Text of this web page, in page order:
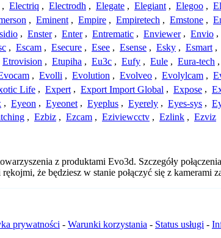
, Electriq , Electrodh , Elegate , Elegiant , Elegoo ,
, Eminent , Empire , Empiretech , Emstone ,
, Enster , Enter , Entrematic , Enviewer , Envio ,
, Escam , Esecure , Esee , Esense , Esky , Esmart ,
Etrovision , Etupiha , Eu3c , Eufy , Eule , Eura-tech ,
, Evolli , Evolution , Evolveo , Evolylcam ,
Life , Expert , Export Import Global , Expose ,
, Eyeon , Eyeonet , Eyeplus , Eyerely , Eyes-sys ,
, Ezbiz , Ezcam , Eziviewcctv , Ezlink , Ezviz
z produktami Evo3d. Szczegóły
że będziesz w stanie połączyć się z kamerami
prywatności - Warunki korzystania - Status usługi -